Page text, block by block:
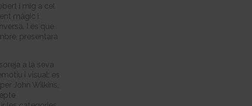
i mig a cel
màgic i
I és que
presentarà
a la seva
i visual: es
John Wilkins,